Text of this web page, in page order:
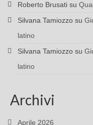
Roberto Brusati su
Silvana Tamiozzo su
latino
Silvana Tamiozzo su
latino
Archivi
Aprile 2026